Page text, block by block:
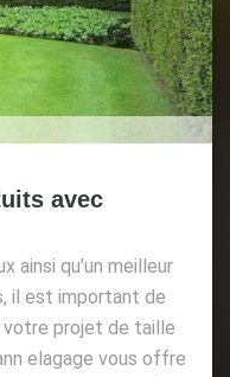
avec
ainsi qu’un meilleur
il est important de
votre projet de taille
elagage vous offre